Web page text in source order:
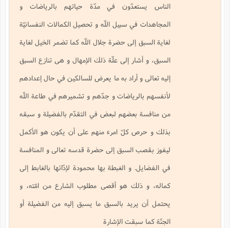
الناس يستعدّون في مدّة حياتهم بالرياضات و
المجاهدات في سبيل اللّه و تحصيل الكمالات النفسانيّة
لغاية السبق إلى حضرة جلال اللّه كما تضمر الخيل لغاية
السبق، و أشار إلى علّة ذلك الإمهال و هى تنازع السبق
إليه تعالى و أراد به ما يعرض للسالكين في حال إعدادهم
لأنفسهم بالرياضات و جدّهم و تشميرهم في طاعة اللّه
من منافسة بعضهم لبعض في التقدّم بالفضيلة و سبقه
بذلك و حرص كلّ امرء منهم على أن يكون هو الأكمل
ليفوز بقصب السبق إلى حضرة قدسه تعالى و المنافسة
في الفضايل. و الغبطة بها محمودة لإدّائها بالغابط إلى
كماله، و ذلك هو أقصى مطلوب الشارع من امّته، و
يحتمل أن يريد بالسبق ما يسبق إليه من الفضيلة أو
الجنّة كما سبقت الإشارة